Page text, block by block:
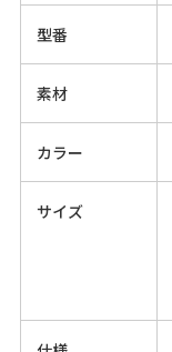
型番
素材
カラー
サイズ